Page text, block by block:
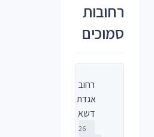
רחובות
סמוכים
רחוב
אגדת
דשא
26